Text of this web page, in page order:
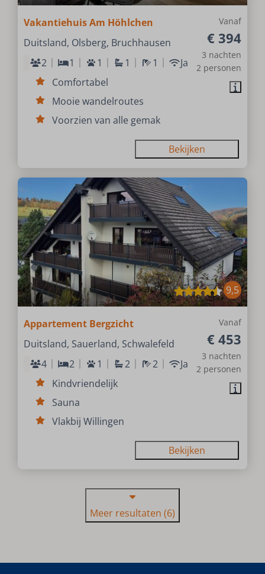
Vanaf
€ 394
3 nachten
2 personen
Vakantiehuis Am Höhlchen
Duitsland, Olsberg, Bruchhausen
2
1 1 1 1
Ja
Comfortabel
Mooie wandelroutes
Voorzien van alle gemak
Bekijken
9,5
Vanaf
€ 453
3 nachten
2 personen
Appartement Bergzicht
Duitsland, Sauerland, Schwalefeld
4
2 1 2 2
Ja
Kindvriendelijk
Sauna
Vlakbij Willingen
Bekijken
Meer resultaten (6)